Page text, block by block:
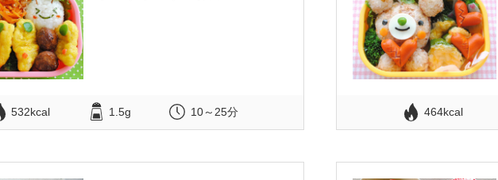
532kcal 1.5g 10～25分 464kcal